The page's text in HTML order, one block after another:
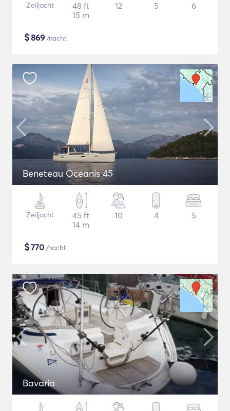
Zeiljacht
48 ft
15 m
12 5 6
$869 /nacht
Beneteau Oceanis 45
Zeiljacht
45 ft
14 m
10 4 5
$770 /nacht
Bavaria